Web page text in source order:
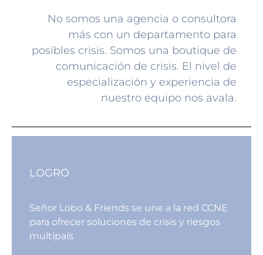
No somos una agencia o consultora
más con un departamento para
posibles crisis. Somos una boutique de
comunicación de crisis. El nivel de
especialización y experiencia de
nuestro equipo nos avala.
LOGRO
Señor Lobo & Friends se une a la red CCNE
para ofrecer soluciones de crisis y riesgos
multipaís